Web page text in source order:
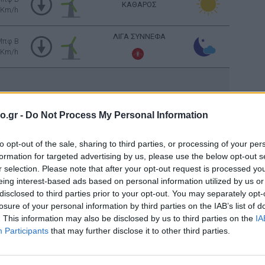
- Do Not Process My Personal Information
opt-out of the sale, sharing to third parties, or processing of your
for targeted advertising by us, please use the below opt-out
selection. Please note that after your opt-out request is processed
interest-based ads based on personal information utilized by us
to third parties prior to your opt-out. You may separately
of your personal information by third parties on the IAB’s list of
This information may also be disclosed by us to third parties on the
Participants that may further disclose it to other third parties.
h
ΚΑΘΑΡΟΣ
B
h
ΛΙΓΑ ΣΥΝΝΕΦΑ
B
h
Α
ΛΙΓΑ ΣΥΝΝΕΦΑ
B
Km/h
ανέμου: 55km/h
ΚΑΘΑΡΟΣ
ΚΑΘΑΡΟΣ